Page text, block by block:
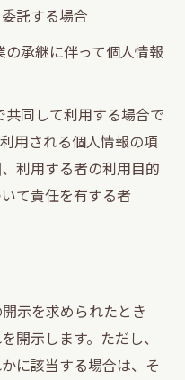
託する場合
承継に伴って個人情報
同して利用する場合で
用される個人情報の項
利用する者の利用目的
て責任を有する者
示を求められたとき
開示します。ただし、
に該当する場合は、そ